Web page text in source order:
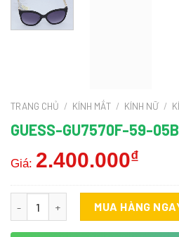
TRANG CHỦ / KÍNH MẮT / KÍNH NỮ /
GUESS-GU7570F-59-05B
Giá: 2.400.000₫
Guess-GU7570F-59-05B số lượng
MUA HÀNG